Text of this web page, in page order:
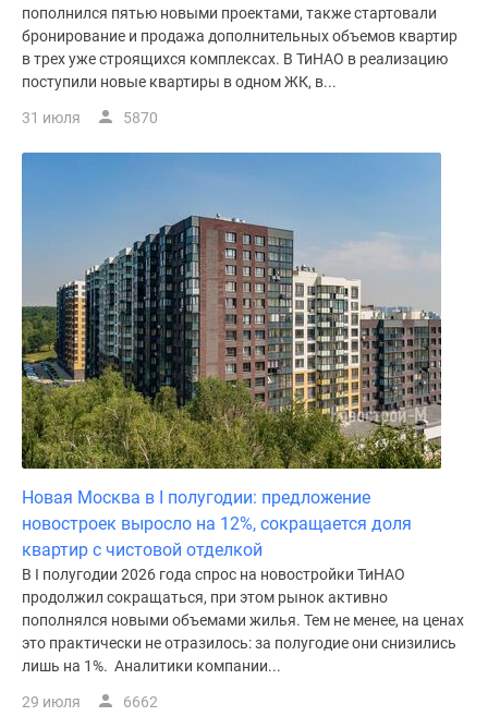
пополнился пятью новыми проектами, также стартовали
бронирование и продажа дополнительных объемов квартир
в трех уже строящихся комплексах. В ТиНАО в реализацию
поступили новые квартиры в одном ЖК, в...
31 июля 5870
Новая Москва в I полугодии: предложение
новостроек выросло на 12%, сокращается доля
квартир с чистовой отделкой
В I полугодии 2026 года спрос на новостройки ТиНАО
продолжил сокращаться, при этом рынок активно
пополнялся новыми объемами жилья. Тем не менее, на ценах
это практически не отразилось: за полугодие они снизились
лишь на 1%. Аналитики компании...
29 июля 6662